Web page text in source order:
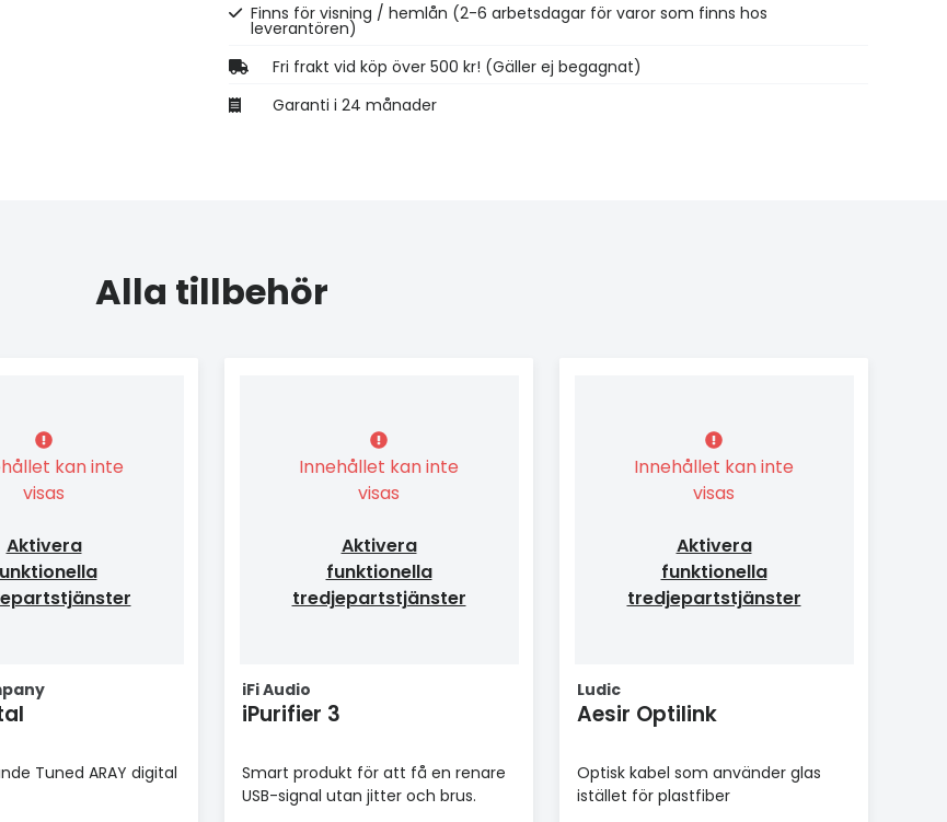
Finns för visning / hemlån (2-6 arbetsdagar för varor som finns hos
leverantören)
Fri frakt vid köp över 500 kr! (Gäller ej begagnat)
Garanti i 24 månader
Alla tillbehör
kan inte
visas
Aktivera
Tuned ARAY digital
Innehållet kan inte
visas
Aktivera
funktionella
tredjepartstjänster
iFi Audio
iPurifier 3
Smart produkt för att få en renare
USB-signal utan jitter och brus.
Innehållet kan inte
visas
Aktivera
funktionella
tredjepartstjänster
Ludic
Aesir Optilink
Optisk kabel som använder glas
istället för plastfiber